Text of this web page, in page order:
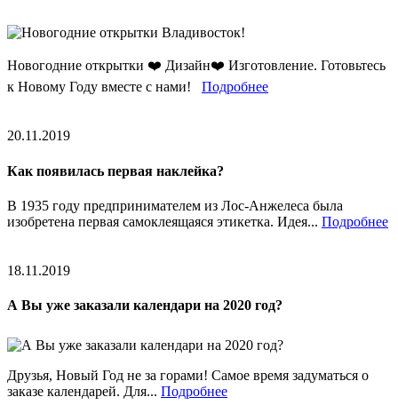
Новогодние открытки ❤️ Дизайн❤️ Изготовление. Готовьтесь
к Новому Году вместе с нами! Подробнее
20.11.2019
Как появилась первая наклейка?
В 1935 году предпринимателем из Лос-Анжелеса была
изобретена первая самоклеящаяся этикетка. Идея... Подробнее
18.11.2019
А Вы уже заказали календари на 2020 год?
Друзья, Новый Год не за горами! Самое время задуматься о
заказе календарей. Для... Подробнее